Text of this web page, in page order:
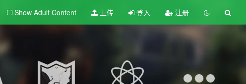
Show Adult Content 上传 登入 注册